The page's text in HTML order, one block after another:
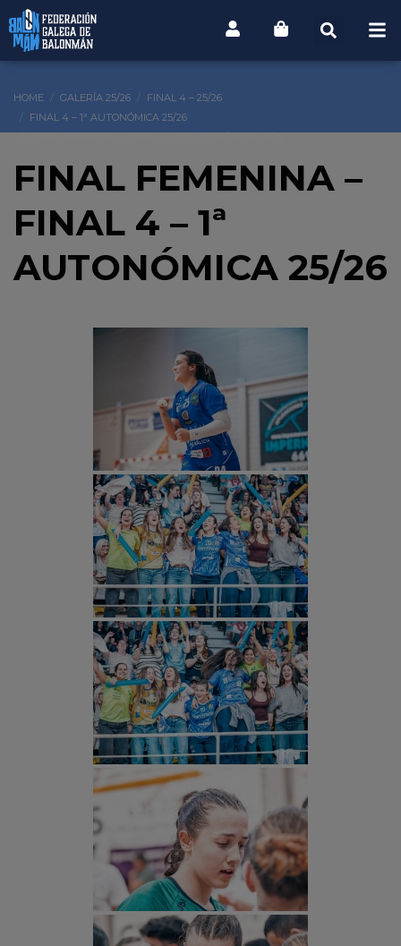
HOME GALERÍA 25/26
FINAL 4 – 25/26
FINAL 4 – 1ª AUTONÓMICA 25/26
FINAL FEMENINA –
FINAL 4 – 1ª
AUTONÓMICA 25/26